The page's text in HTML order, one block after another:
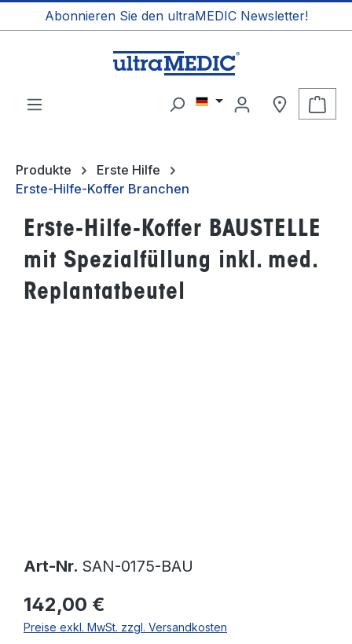
springen
Abonnieren Sie den ultraMEDIC Newsletter!
Produkte
Erste Hilfe
Erste-Hilfe-Koffer Branchen
Erste-Hilfe-Koffer BAUSTELLE
mit Spezialfüllung inkl. med.
Replantatbeutel
Art-Nr. SAN-0175-BAU
142,00 €
Preise exkl. MwSt. zzgl. Versandkosten